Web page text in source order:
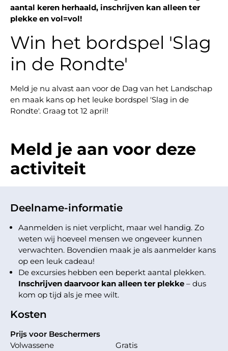
aantal keren herhaald, inschrijven kan alleen ter
plekke en vol=vol!
Win het bordspel 'Slag
in de Rondte'
Meld je nu alvast aan voor de Dag van het Landschap
en maak kans op het leuke bordspel 'Slag in de
Rondte'. Graag tot 12 april!
Meld je aan voor deze
activiteit
Deelname-informatie
Aanmelden is niet verplicht, maar wel handig. Zo
weten wij hoeveel mensen we ongeveer kunnen
verwachten. Bovendien maak je als aanmelder kans
op een leuk cadeau!
De excursies hebben een beperkt aantal plekken.
Inschrijven daarvoor kan alleen ter plekke – dus
kom op tijd als je mee wilt.
Kosten
Prijs voor Beschermers
Volwassene
Gratis